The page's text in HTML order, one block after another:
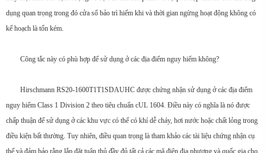
dụng quan trọng trong đó cửa sổ bảo trì hiếm khi và thời gian ngừng hoạt động không có
kế hoạch là tốn kém.
Công tắc này có phù hợp để sử dụng ở các địa điểm nguy hiểm không?
Hirschmann RS20-1600T1T1SDAUHC được chứng nhận sử dụng ở các địa điểm
nguy hiểm Class 1 Division 2 theo tiêu chuẩn cUL 1604. Điều này có nghĩa là nó được
chấp thuận để sử dụng ở các khu vực có thể có khí dễ cháy, hơi nước hoặc chất lỏng trong
điều kiện bất thường. Tuy nhiên, điều quan trọng là tham khảo các tài liệu chứng nhận cụ
thể và đảm bảo rằng lắp đặt tuân thủ đầy đủ tất cả các mã điện địa phương và quốc gia cho